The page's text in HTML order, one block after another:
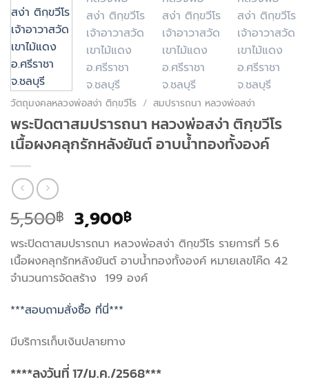
วัตถุมงคลหลวงพ่อสง่า ติกฺขวีโร / สมปรารถนา หลวงพ่อสง่า
พระปิดตาสมปรารถนา หลวงพ่อสง่า ติกฺขวีโร
เนื้อผงคลุกรักหลังยันต์ อาบน้ำทองทั้งองค์
5,500฿ Original
price
was:
5,500฿.
3,900฿Current
price
is:
3,900฿.
พระปิดตาสมปรารถนา หลวงพ่อสง่า ติกฺขวีโร รายการที่ 5.6
เนื้อผงคลุกรักหลังยันต์ อาบน้ำทองทั้งองค์ หมายเลขโค๊ด 42
จำนวนการจัดสร้าง 199 องค์
***สอบถามสั่งซื้อ ที่นี่***
มีบริการเก็บเงินปลายทาง
****ลงวันที่ 17/ม.ค./2568***